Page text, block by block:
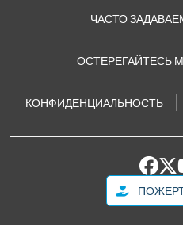
ЧАСТО
ОСТЕРЕГАЙТЕСЬ
КОНФИДЕНЦИАЛЬНОСТЬ